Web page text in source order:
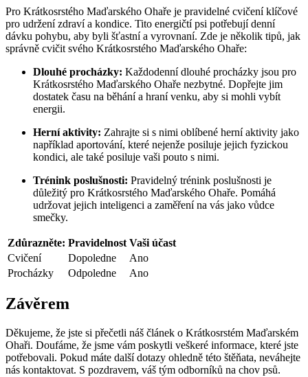
Pro Krátkosrstého Maďarského Ohaře je pravidelné cvičení klíčové
pro udržení zdraví a kondice. Tito energičtí psi potřebují denní
dávku pohybu, aby byli šťastní a vyrovnaní. Zde je několik tipů, jak
správně cvičit svého Krátkosrstého Maďarského Ohaře:
Dlouhé procházky: Každodenní dlouhé procházky jsou pro
Krátkosrstého Maďarského Ohaře nezbytné. Dopřejte jim
dostatek času na běhání a hraní venku, aby si mohli vybít
energii.
Herní aktivity: Zahrajte si s nimi oblíbené herní aktivity jako
například aportování, které nejenže posiluje jejich fyzickou
kondici, ale také posiluje vaši pouto s nimi.
Trénink poslušnosti: Pravidelný trénink poslušnosti je
důležitý pro Krátkosrstého Maďarského Ohaře. Pomáhá
udržovat jejich inteligenci a zaměření na vás jako vůdce
smečky.
Zdůrazněte: Pravidelnost Vaši účast
Cvičení
Dopoledne
Ano
Procházky
Odpoledne Ano
Závěrem
Děkujeme, že jste si přečetli náš článek o Krátkosrstém Maďarském
Ohaři. Doufáme, že jsme vám poskytli veškeré informace, které jste
potřebovali. Pokud máte další dotazy ohledně této štěňata, neváhejte
nás kontaktovat. S pozdravem, váš tým odborníků na chov psů.